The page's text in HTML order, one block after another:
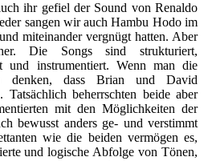
ihr gefiel der Sound von Renaldo
sangen wir auch Hambu Hodo im
miteinander vergnügt hatten. Aber
Die Songs sind strukturiert,
und instrumentiert. Wenn man die
denken, dass Brian und David
Tatsächlich beherrschten beide aber
mit den Möglichkeiten der
bewusst anders ge- und verstimmt
wie die beiden vermögen es,
und logische Abfolge von Tönen,